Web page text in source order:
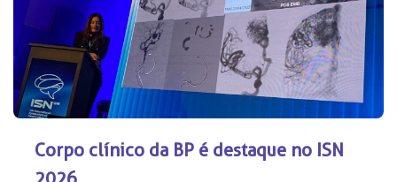
Corpo clínico da BP é destaque no ISN